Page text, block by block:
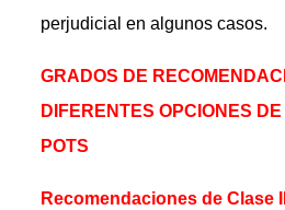
perjudicial en algunos casos.
GRADOS DE
DIFERENTES OPCIONES
POTS
Recomendaciones de Clase